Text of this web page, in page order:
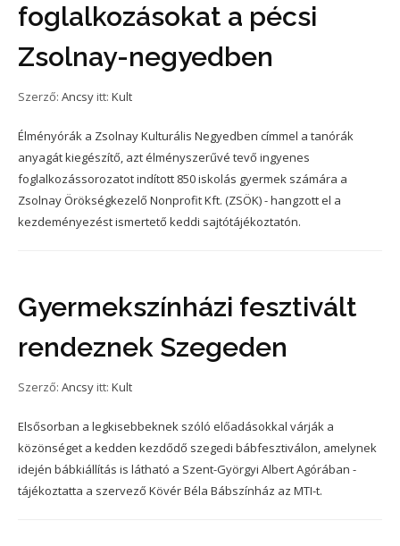
foglalkozásokat a pécsi
Zsolnay-negyedben
Szerző: Ancsy itt: Kult
Élményórák a Zsolnay Kulturális Negyedben címmel a tanórák
anyagát kiegészítő, azt élményszerűvé tevő ingyenes
foglalkozássorozatot indított 850 iskolás gyermek számára a
Zsolnay Örökségkezelő Nonprofit Kft. (ZSÖK) - hangzott el a
kezdeményezést ismertető keddi sajtótájékoztatón.
Gyermekszínházi fesztivált
rendeznek Szegeden
Szerző: Ancsy itt: Kult
Elsősorban a legkisebbeknek szóló előadásokkal várják a
közönséget a kedden kezdődő szegedi bábfesztiválon, amelynek
idején bábkiállítás is látható a Szent-Györgyi Albert Agórában -
tájékoztatta a szervező Kövér Béla Bábszínház az MTI-t.